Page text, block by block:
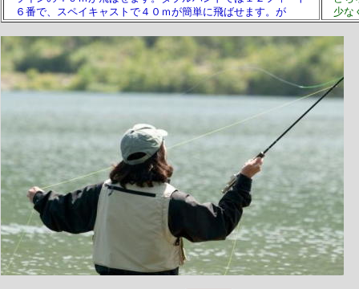
６番で、スペイキャストで４０ｍが簡単に飛ばせます。が
少な